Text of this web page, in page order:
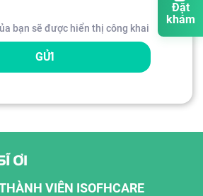
Đặt
khám
bạn sẽ được hiển thị công khai
GỬI
VIÊN ISOFHCARE